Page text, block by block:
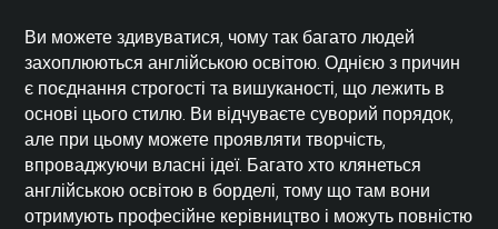
Ви можете здивуватися, чому так багато людей
захоплюються англійською освітою. Однією з причин
є поєднання строгості та вишуканості, що лежить в
основі цього стилю. Ви відчуваєте суворий порядок,
але при цьому можете проявляти творчість,
впроваджуючи власні ідеї. Багато хто клянеться
англійською освітою в борделі, тому що там вони
отримують професійне керівництво і можуть повністю